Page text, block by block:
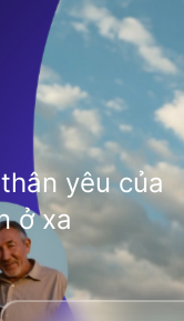
yêu của
ở xa